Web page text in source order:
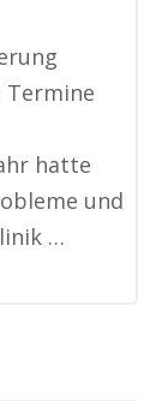
Termine
hatte
und
…